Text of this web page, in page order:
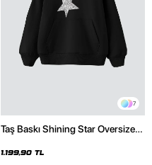
7
Taş Baskı Shining Star Oversize
1.199,90 TL